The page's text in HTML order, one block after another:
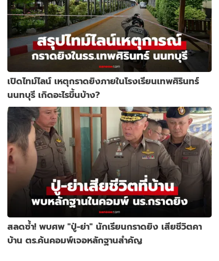
เปิดไทม์ไลน์ เหตุกราดยิงภายในโรงเรียนเทพศิรินทร์
นนทบุรี เกิดอะไรขึ้นบ้าง?
สลดซ้ำ! พบศพ "ปู่-ย่า" นักเรียนกราดยิง เสียชีวิตคา
บ้าน ตร.ค้นคอมพ์เจอหลักฐานสำคัญ